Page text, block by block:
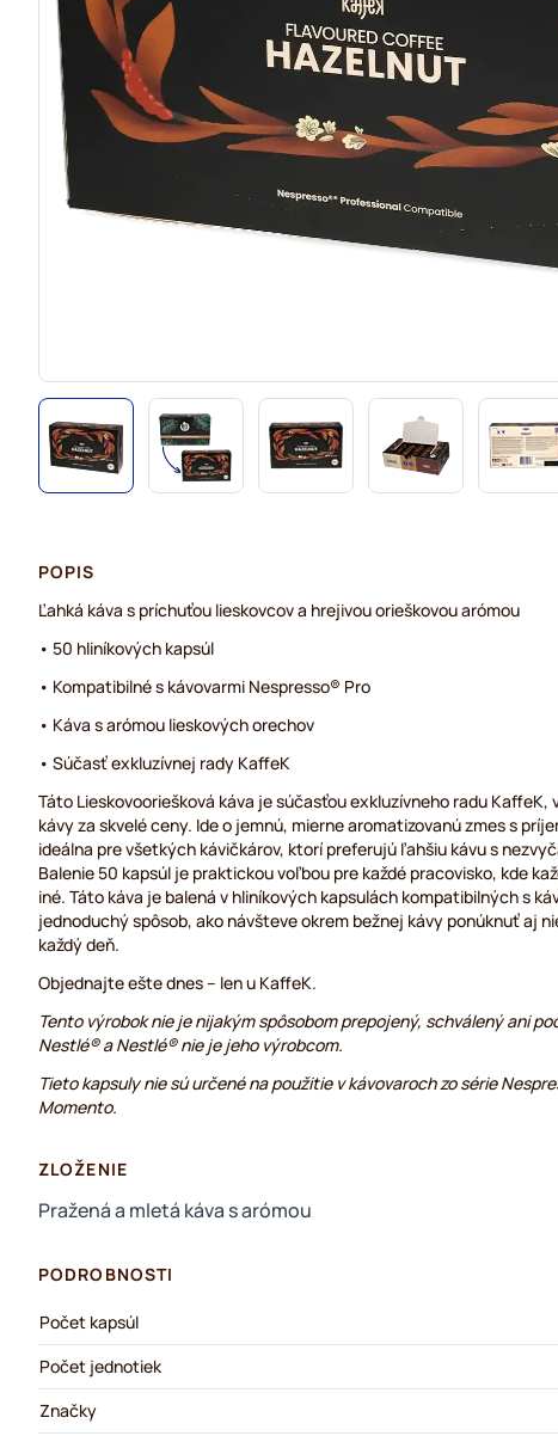
POPIS
Ľahká káva s príchuťou lieskovcov a hrejivou orieškovou arómou
• 50 hliníkových kapsúl
• Kompatibilné s kávovarmi Nespresso® Pro
• Káva s arómou lieskových orechov
• Súčasť exkluzívnej rady KaffeK
Táto Lieskovooriešková káva je súčasťou exkluzívneho radu
kávy za skvelé ceny. Ide o jemnú, mierne aromatizovanú zmes s
ideálna pre všetkých kávičkárov, ktorí preferujú ľahšiu kávu s
Balenie 50 kapsúl je praktickou voľbou pre každé pracovisko, kde
iné. Táto káva je balená v hliníkových kapsulách kompatibilných s
jednoduchý spôsob, ako návšteve okrem bežnej kávy ponúknuť aj
každý deň.
Objednajte ešte dnes – len u KaffeK.
Tento výrobok nie je nijakým spôsobom prepojený, schválený ani
Nestlé® a Nestlé® nie je jeho výrobcom.
Tieto kapsuly nie sú určené na použitie v kávovaroch zo série
Momento.
ZLOŽENIE
Pražená a mletá káva s arómou
PODROBNOSTI
Počet kapsúl
Počet jednotiek
Značky